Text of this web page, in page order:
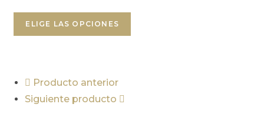
ELIGE LAS OPCIONES
Producto anterior
Siguiente producto